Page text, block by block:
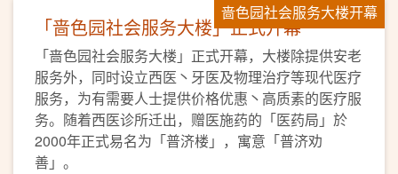
啬色园社会服务大楼开幕
「啬色园社会服务大楼」正式开幕
「啬色园社会服务大楼」正式开幕，大楼除提供安老
服务外，同时设立西医丶牙医及物理治疗等现代医疗
服务，为有需要人士提供价格优惠丶高质素的医疗服
务。随着西医诊所迁出，赠医施药的「医药局」於
2000年正式易名为「普济楼」，寓意「普济劝
善」。